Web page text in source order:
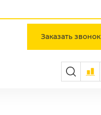
Заказать звонок